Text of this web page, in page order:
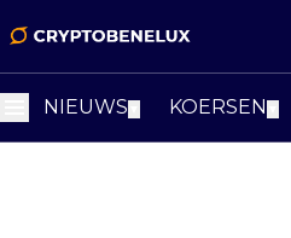
NIEUWS KOERSEN